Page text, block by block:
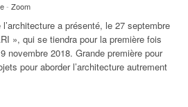
- Zoom
a présenté, le 27 septembre
», qui se tiendra pour la première fois
novembre 2018. Grande première pour
pour aborder l’architecture autrement